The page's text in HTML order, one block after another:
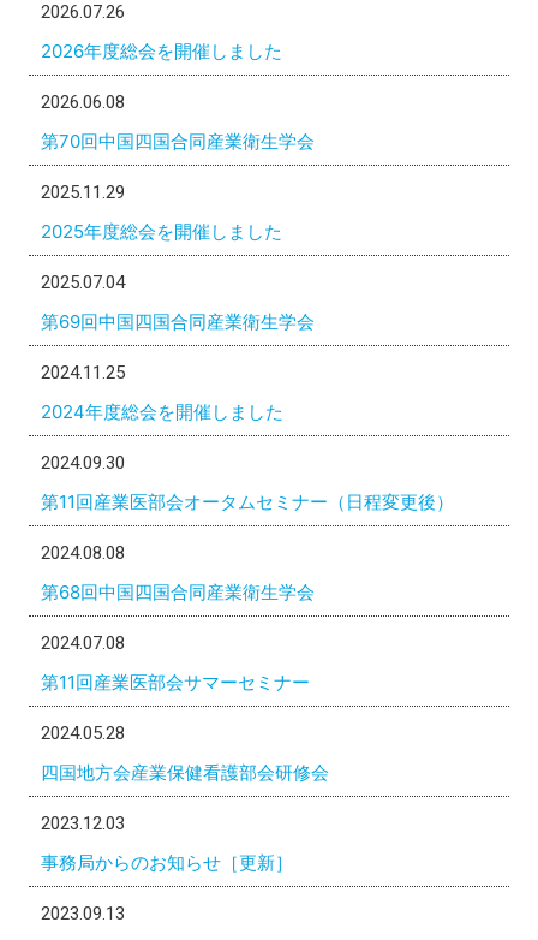
2026.07.26
2026年度総会を開催しました
2026.06.08
第70回中国四国合同産業衛生学会
2025.11.29
2025年度総会を開催しました
2025.07.04
第69回中国四国合同産業衛生学会
2024.11.25
2024年度総会を開催しました
2024.09.30
第11回産業医部会オータムセミナー（日程変更後）
2024.08.08
第68回中国四国合同産業衛生学会
2024.07.08
第11回産業医部会サマーセミナー
2024.05.28
四国地方会産業保健看護部会研修会
2023.12.03
事務局からのお知らせ［更新］
2023.09.13